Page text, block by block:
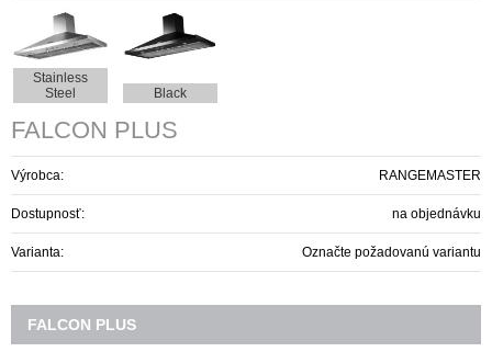
Stainless
Steel
Black
FALCON PLUS
Výrobca: RANGEMASTER
Dostupnosť: na objednávku
Varianta: Označte požadovanú variantu
FALCON PLUS